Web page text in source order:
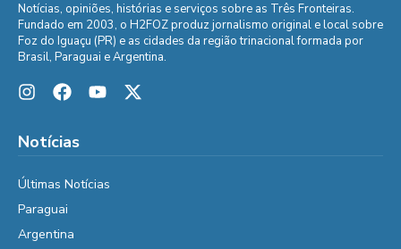
Notícias, opiniões, histórias e serviços sobre as Três Fronteiras.
Fundado em 2003, o H2FOZ produz jornalismo original e local sobre
Foz do Iguaçu (PR) e as cidades da região trinacional formada por
Brasil, Paraguai e Argentina.
Notícias
Últimas Notícias
Paraguai
Argentina